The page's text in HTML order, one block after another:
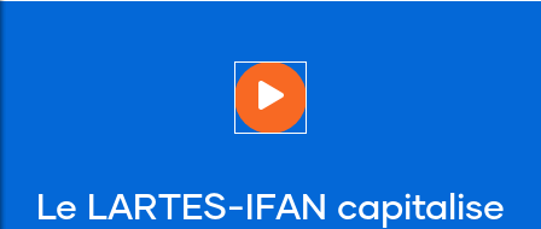
Le LARTES-IFAN capitalise